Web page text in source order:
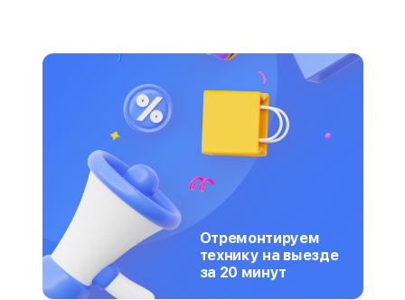
Отремонтируем
технику на выезде
за 20 минут